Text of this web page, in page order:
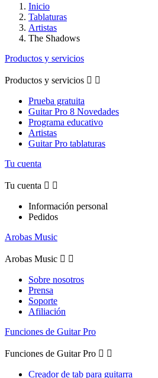
Inicio
Tablaturas
Artistas
The Shadows
Productos y servicios
Productos y servicios  
Prueba gratuita
Guitar Pro 8 Novedades
Programa educativo
Artistas
Guitar Pro tablaturas
Tu cuenta
Tu cuenta  
Información personal
Pedidos
Arobas Music
Arobas Music  
Sobre nosotros
Prensa
Soporte
Afiliación
Funciones de Guitar Pro
Funciones de Guitar Pro  
Creador de tab para guitarra